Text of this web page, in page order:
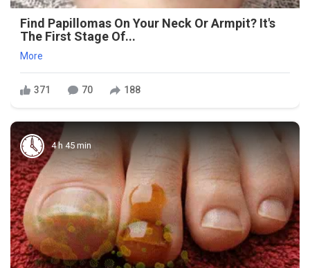
Find Papillomas On Your Neck Or Armpit? It's
The First Stage Of...
More
371 70 188
4 h 45 min